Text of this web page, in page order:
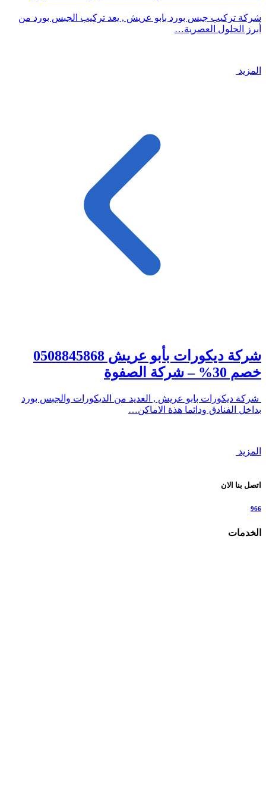
شركة تركيب جبس بورد بابو عريش , يعد تركيب الجبس بورد من
أبرز الحلول العصرية…
المزيد
شركة ديكورات بأبو عريش 0508845868
خصم 30% – شركة الصفوة
شركة ديكورات بابو عريش , العديد من الديكورات والجبس بورد
بداخل الفنادق ودائما هذة الاماكن…
المزيد
اتصل بنا الان
966
الخدمات